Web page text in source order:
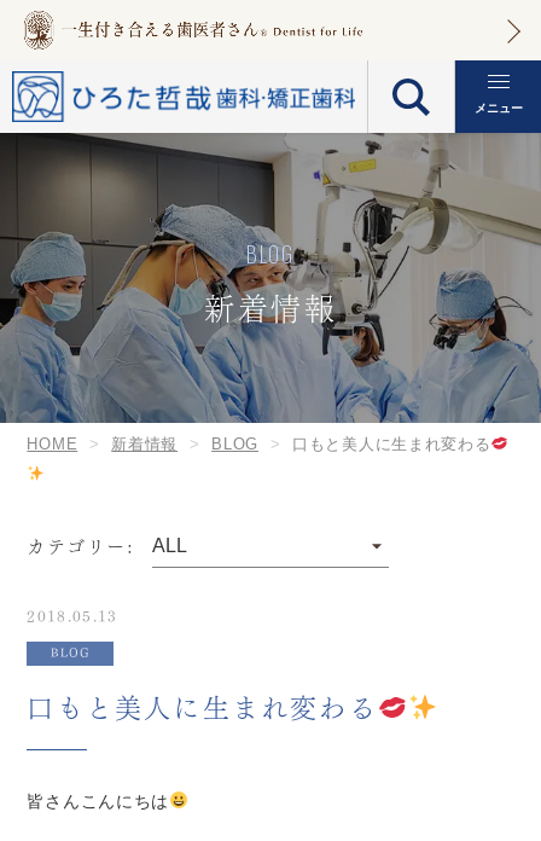
メニュー
BLOG
新着情報
HOME 新着情報 BLOG 口もと美人に生まれ変わる
カテゴリー:
2018.05.13
BLOG
口もと美人に生まれ変わる
皆さんこんにちは